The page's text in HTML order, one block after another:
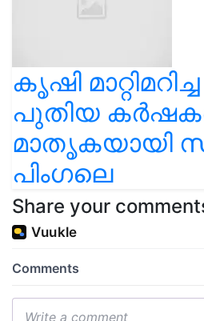
കൃഷി
പുതിയ
മാതൃകയായി
പിംഗലെ
Share your